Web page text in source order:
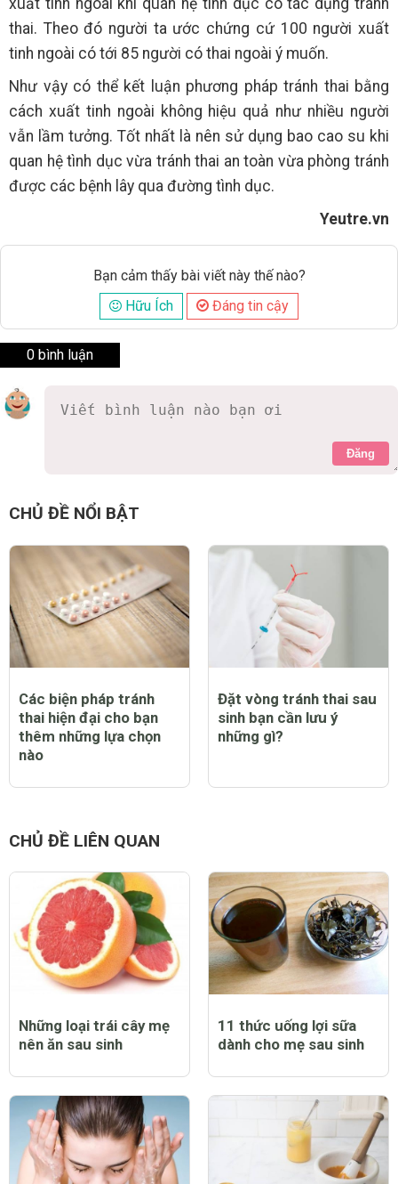
thai. Theo đó người ta ước chứng cứ 100 người xuất
tinh ngoài có tới 85 người có thai ngoài ý muốn.
Như vậy có thể kết luận phương pháp tránh thai bằng
cách xuất tinh ngoài không hiệu quả như nhiều người
vẫn lầm tưởng. Tốt nhất là nên sử dụng bao cao su khi
quan hệ tình dục vừa tránh thai an toàn vừa phòng tránh
được các bệnh lây qua đường tình dục.
Yeutre.vn
Bạn cảm thấy bài viết này thế nào?
Hữu Ích
Đáng tin cậy
0 bình luận
Đăng
CHỦ ĐỀ NỔI BẬT
Các biện pháp tránh
thai hiện đại cho bạn
thêm những lựa chọn
nào
Đặt vòng tránh thai sau
sinh bạn cần lưu ý
những gì?
CHỦ ĐỀ LIÊN QUAN
Những loại trái cây mẹ
nên ăn sau sinh
11 thức uống lợi sữa
dành cho mẹ sau sinh